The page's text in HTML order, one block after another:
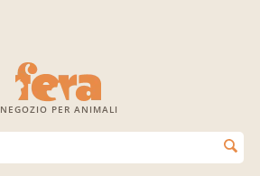
NEGOZIO PER ANIMALI